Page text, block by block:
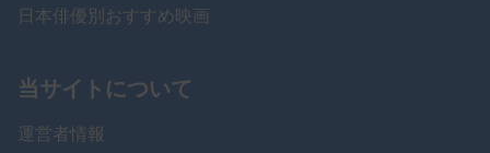
日本俳優別おすすめ映画
当サイトについて
運営者情報